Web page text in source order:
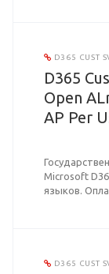
D365 CUST
D365
Open
AP Per
Microsoft
языков.
D365 CUST